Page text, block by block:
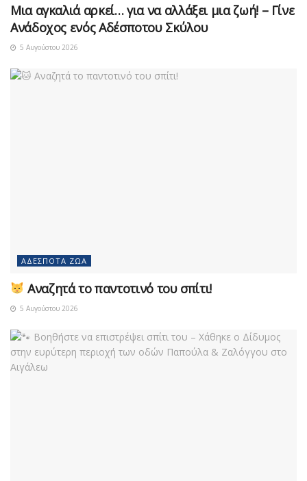
Μια αγκαλιά αρκεί… για να αλλάξει μια ζωή! – Γίνε
Ανάδοχος ενός Αδέσποτου Σκύλου
5 Αυγούστου 2026
ΑΔΈΣΠΟΤΑ ΖΏΑ
Αναζητά το παντοτινό του σπίτι!
5 Αυγούστου 2026